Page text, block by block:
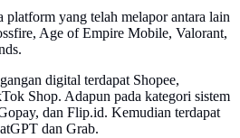
platform yang telah melapor antara lain
Age of Empire Mobile, Valorant,
digital terdapat Shopee,
Shop. Adapun pada kategori sistem
dan Flip.id. Kemudian terdapat
dan Grab.